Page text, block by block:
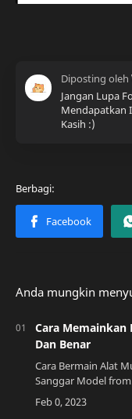
Jangan Lupa
Mendapatkan
Kasih :)
Anda mungkin
Cara Memainkan
Dan Benar
Cara Bermain Alat
Sanggar Model from
Musik Recorder